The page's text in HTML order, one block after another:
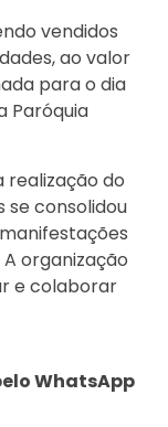
vendidos
ao valor
para o dia
Paróquia
realização do
se consolidou
organização
e colaborar
WhatsApp